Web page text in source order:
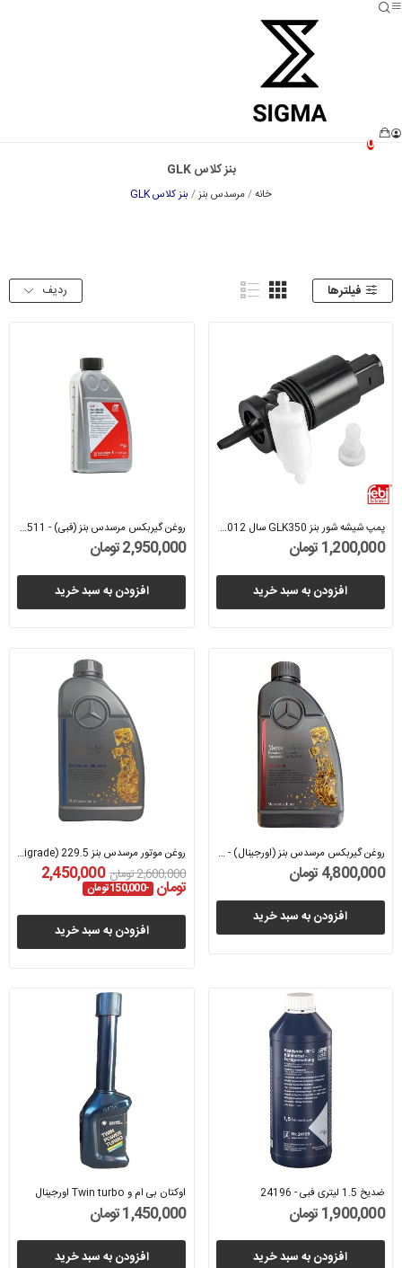
0
بنز کلاس GLK
خانه مرسدس بنز بنز کلاس GLK
فیلترها ردیف
پمپ شیشه شور بنز GLK350 سال 2012 (فبی) -...
1,200,000 تومان
افزودن به سبد خرید
روغن گیربکس مرسدس بنز (فبی) - A001989690511
2,950,000 تومان
افزودن به سبد خرید
روغن گیربکس مرسدس بنز (اورجینال) - A001989690511
4,800,000 تومان
افزودن به سبد خرید
روغن موتور مرسدس بنز 229.5 (5W-40 Multigrade)...
2,600,000 تومان 2,450,000
تومان -150,000 تومان
افزودن به سبد خرید
ضدیخ 1.5 لیتری فبی - 24196
1,900,000 تومان
افزودن به سبد خرید
اوکتان بی ام و Twin turbo اورجینال
1,450,000 تومان
افزودن به سبد خرید